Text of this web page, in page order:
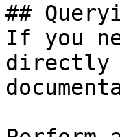
##
If you
directly